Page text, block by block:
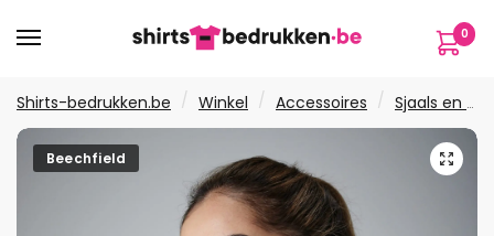
naar
naar
inhoud
0
Shirts-bedrukken.be / Winkel / Accessoires / Sjaals en handschoenen
🔍
Beechfield